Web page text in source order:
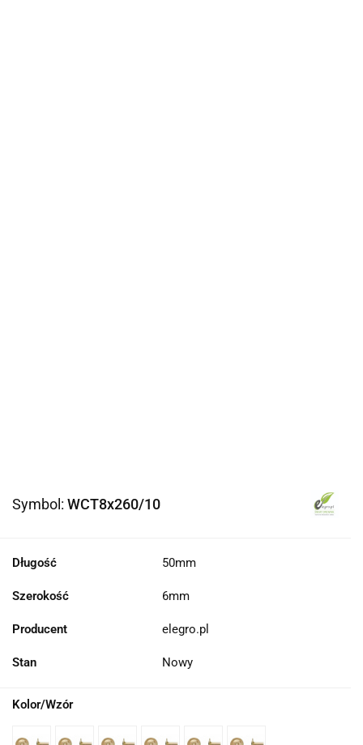
Symbol: WCT8x260/10
Długość 50mm
Szerokość 6mm
Producent elegro.pl
Stan Nowy
Kolor/Wzór